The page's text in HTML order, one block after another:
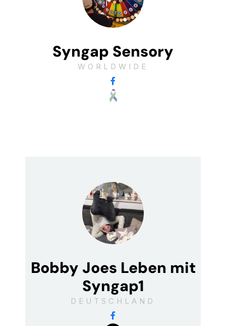
Syngap Sensory
WORLDWIDE
Bobby Joes Leben mit
Syngap1
DEUTSCHLAND